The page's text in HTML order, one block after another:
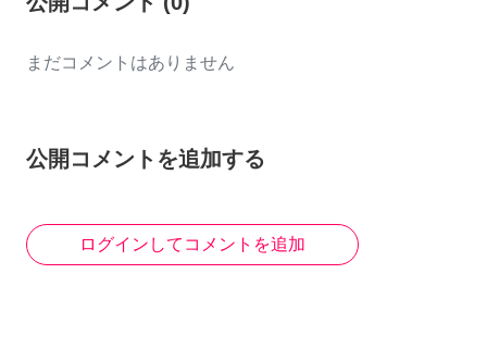
まだコメントはありません
公開コメントを追加する
ログインしてコメントを追加